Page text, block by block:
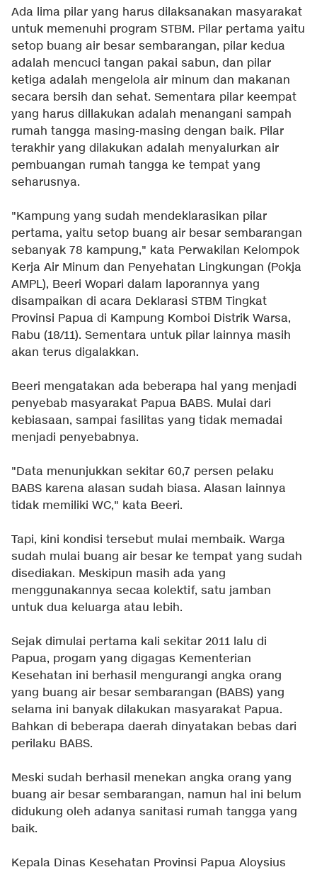
Ada lima pilar yang harus dilaksanakan masyarakat
untuk memenuhi program STBM. Pilar pertama yaitu
setop buang air besar sembarangan, pilar kedua
adalah mencuci tangan pakai sabun, dan pilar
ketiga adalah mengelola air minum dan makanan
secara bersih dan sehat. Sementara pilar keempat
yang harus dillakukan adalah menangani sampah
rumah tangga masing-masing dengan baik. Pilar
terakhir yang dilakukan adalah menyalurkan air
pembuangan rumah tangga ke tempat yang
seharusnya.
"Kampung yang sudah mendeklarasikan pilar
pertama, yaitu setop buang air besar sembarangan
sebanyak 78 kampung," kata Perwakilan Kelompok
Kerja Air Minum dan Penyehatan Lingkungan (Pokja
AMPL), Beeri Wopari dalam laporannya yang
disampaikan di acara Deklarasi STBM Tingkat
Provinsi Papua di Kampung Komboi Distrik Warsa,
Rabu (18/11). Sementara untuk pilar lainnya masih
akan terus digalakkan.
Beeri mengatakan ada beberapa hal yang menjadi
penyebab masyarakat Papua BABS. Mulai dari
kebiasaan, sampai fasilitas yang tidak memadai
menjadi penyebabnya.
"Data menunjukkan sekitar 60,7 persen pelaku
BABS karena alasan sudah biasa. Alasan lainnya
tidak memiliki WC," kata Beeri.
Tapi, kini kondisi tersebut mulai membaik. Warga
sudah mulai buang air besar ke tempat yang sudah
disediakan. Meskipun masih ada yang
menggunakannya secaa kolektif, satu jamban
untuk dua keluarga atau lebih.
Sejak dimulai pertama kali sekitar 2011 lalu di
Papua, progam yang digagas Kementerian
Kesehatan ini berhasil mengurangi angka orang
yang buang air besar sembarangan (BABS) yang
selama ini banyak dilakukan masyarakat Papua.
Bahkan di beberapa daerah dinyatakan bebas dari
perilaku BABS.
Meski sudah berhasil menekan angka orang yang
buang air besar sembarangan, namun hal ini belum
didukung oleh adanya sanitasi rumah tangga yang
baik.
Kepala Dinas Kesehatan Provinsi Papua Aloysius